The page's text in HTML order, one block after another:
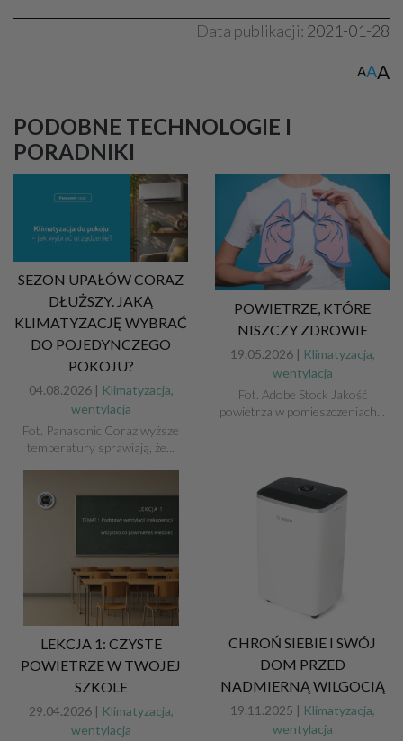
Data publikacji: 2021-01-28
AAA
PODOBNE TECHNOLOGIE I
PORADNIKI
SEZON UPAŁÓW CORAZ
DŁUŻSZY. JAKĄ
KLIMATYZACJĘ WYBRAĆ
DO POJEDYNCZEGO
POKOJU?
04.08.2026 | Klimatyzacja,
wentylacja
Fot. Panasonic Coraz wyższe
temperatury sprawiają, że...
POWIETRZE, KTÓRE
NISZCZY ZDROWIE
19.05.2026 | Klimatyzacja,
wentylacja
Fot. Adobe Stock Jakość
powietrza w pomieszczeniach...
LEKCJA 1: CZYSTE
POWIETRZE W TWOJEJ
SZKOLE
29.04.2026 | Klimatyzacja,
wentylacja
CHROŃ SIEBIE I SWÓJ
DOM PRZED
NADMIERNĄ WILGOCIĄ
19.11.2025 | Klimatyzacja,
wentylacja